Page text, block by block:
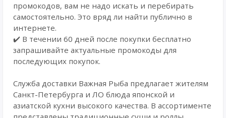
промокодов, вам не надо искать и перебирать
самостоятельно. Это вряд ли найти публично в
интернете.
✔️ В течении 60 дней после покупки бесплатно
запрашивайте актуальные промокоды для
последующих покупок.
Служба доставки Важная Рыба предлагает жителям
Санкт-Петербурга и ЛО блюда японской и
азиатской кухни высокого качества. В ассортименте